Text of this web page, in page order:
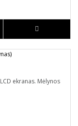
ekranas. Mėlynos